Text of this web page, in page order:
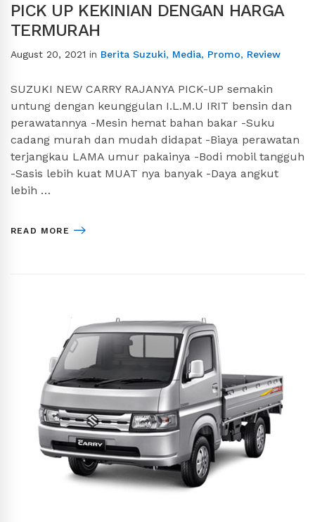
PICK UP KEKINIAN DENGAN HARGA
TERMURAH
August 20, 2021 in Berita Suzuki, Media, Promo, Review
SUZUKI NEW CARRY RAJANYA PICK-UP semakin
untung dengan keunggulan I.L.M.U IRIT bensin dan
perawatannya -Mesin hemat bahan bakar -Suku
cadang murah dan mudah didapat -Biaya perawatan
terjangkau LAMA umur pakainya -Bodi mobil tangguh
-Sasis lebih kuat MUAT nya banyak -Daya angkut
lebih …
READ MORE